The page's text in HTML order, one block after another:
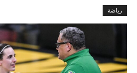
رياضة